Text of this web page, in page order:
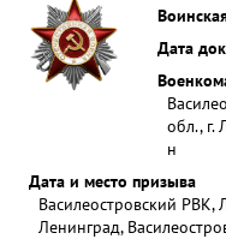
Дата
обл., г.
н
Дата и место призыва
Василеостровский РВК,
Ленинград,